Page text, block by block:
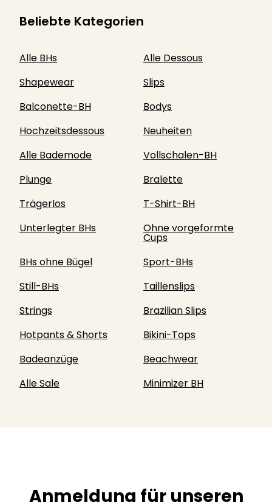
Beliebte Kategorien
Alle BHs
Alle Dessous
Shapewear
Slips
Balconette-BH
Bodys
Hochzeitsdessous
Neuheiten
Alle Bademode
Vollschalen-BH
Plunge
Bralette
Trägerlos
T-Shirt-BH
Unterlegter BHs
Ohne vorgeformte
Cups
BHs ohne Bügel
Sport-BHs
Still-BHs
Taillenslips
Strings
Brazilian Slips
Hotpants & Shorts
Bikini-Tops
Badeanzüge
Beachwear
Alle Sale
Minimizer BH
Anmeldung für unseren